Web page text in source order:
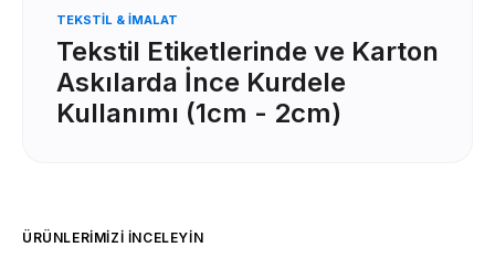
TEKSTIL & İMALAT
Tekstil Etiketlerinde ve Karton
Askılarda İnce Kurdele
Kullanımı (1cm - 2cm)
ÜRÜNLERIMIZI İNCELEYIN